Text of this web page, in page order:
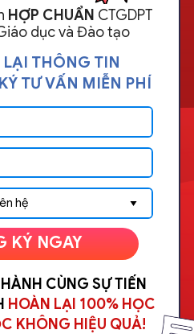
HỢP CHUẨN CTGDPT
dục và Đào tạo
LẠI THÔNG TIN
TƯ VẤN MIỄN PHÍ
CÙNG SỰ TIẾN
HOÀN LẠI 100% HỌC
KHÔNG HIỆU QUẢ!
KÝ NGAY